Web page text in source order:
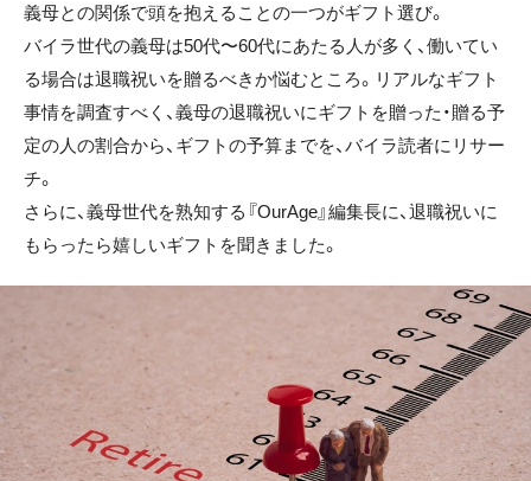
義母との関係で頭を抱えることの一つがギフト選び。
バイラ世代の義母は50代〜60代にあたる人が多く、働いてい
る場合は退職祝いを贈るべきか悩むところ。リアルなギフト
事情を調査すべく、義母の退職祝いにギフトを贈った・贈る予
定の人の割合から、ギフトの予算までを、バイラ読者にリサー
チ。
さらに、義母世代を熟知する『OurAge』編集長に、退職祝いに
もらったら嬉しいギフトを聞きました。